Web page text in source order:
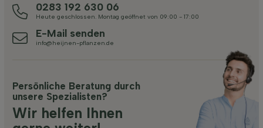
0283 192 630 06
Heute geschlossen. Montag geöffnet von 09:00 - 17:00
E-Mail senden
info@heijnen-pflanzen.de
Persönliche Beratung durch
unsere Spezialisten?
Wir helfen Ihnen